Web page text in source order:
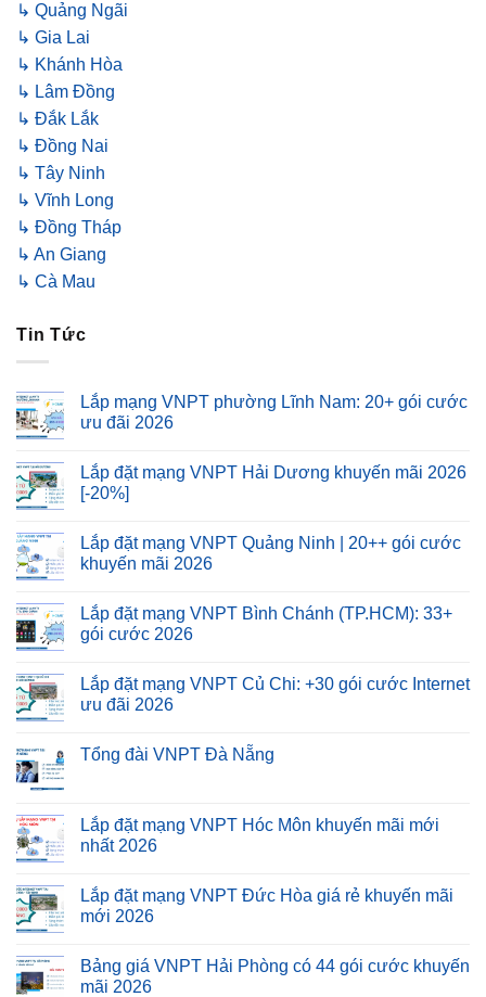
↳ Quảng Ngãi
↳ Gia Lai
↳ Khánh Hòa
↳ Lâm Đồng
↳ Đắk Lắk
↳ Đồng Nai
↳ Tây Ninh
↳ Vĩnh Long
↳ Đồng Tháp
↳ An Giang
↳ Cà Mau
Tin Tức
Lắp mạng VNPT phường Lĩnh Nam: 20+ gói cước
ưu đãi 2026
Lắp đặt mạng VNPT Hải Dương khuyến mãi 2026
[-20%]
Lắp đặt mạng VNPT Quảng Ninh | 20++ gói cước
khuyến mãi 2026
Lắp đặt mạng VNPT Bình Chánh (TP.HCM): 33+
gói cước 2026
Lắp đặt mạng VNPT Củ Chi: +30 gói cước Internet
ưu đãi 2026
Tổng đài VNPT Đà Nẵng
Lắp đặt mạng VNPT Hóc Môn khuyến mãi mới
nhất 2026
Lắp đặt mạng VNPT Đức Hòa giá rẻ khuyến mãi
mới 2026
Bảng giá VNPT Hải Phòng có 44 gói cước khuyến
mãi 2026